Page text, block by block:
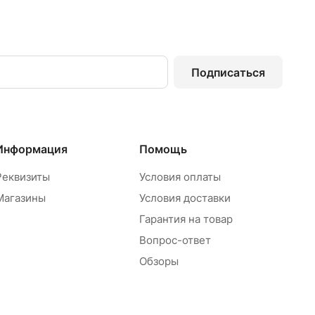
Подписаться
Помощь
Условия оплаты
Условия доставки
Гарантия на товар
Вопрос-ответ
Обзоры